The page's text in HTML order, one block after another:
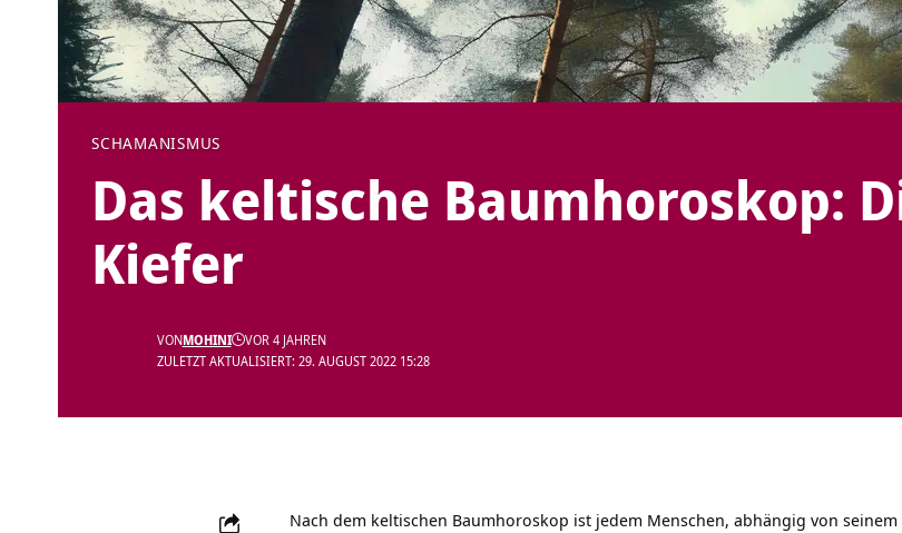
SCHAMANISMUS
Das keltische Baumhoroskop:
Kiefer
ZULETZT AKTUALISIERT: 29. AUGUST 2022 15:28
VONMOHINI VOR 4 JAHREN
Nach dem keltischen Baumhoroskop ist jedem Menschen, abhängig von